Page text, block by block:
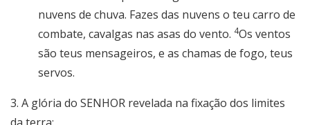
nuvens de chuva. Fazes das nuvens o teu carro de
combate, cavalgas nas asas do vento. 4Os ventos
são teus mensageiros, e as chamas de fogo, teus
servos.
3. A glória do SENHOR revelada na fixação dos limites